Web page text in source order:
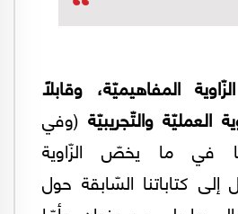
المفاهيميّة، وقابلاً
العمليّة والتّجريبيّة (وفي
في ما يخصّ الزّاوية
إلى كتاباتنا السّابقة حول